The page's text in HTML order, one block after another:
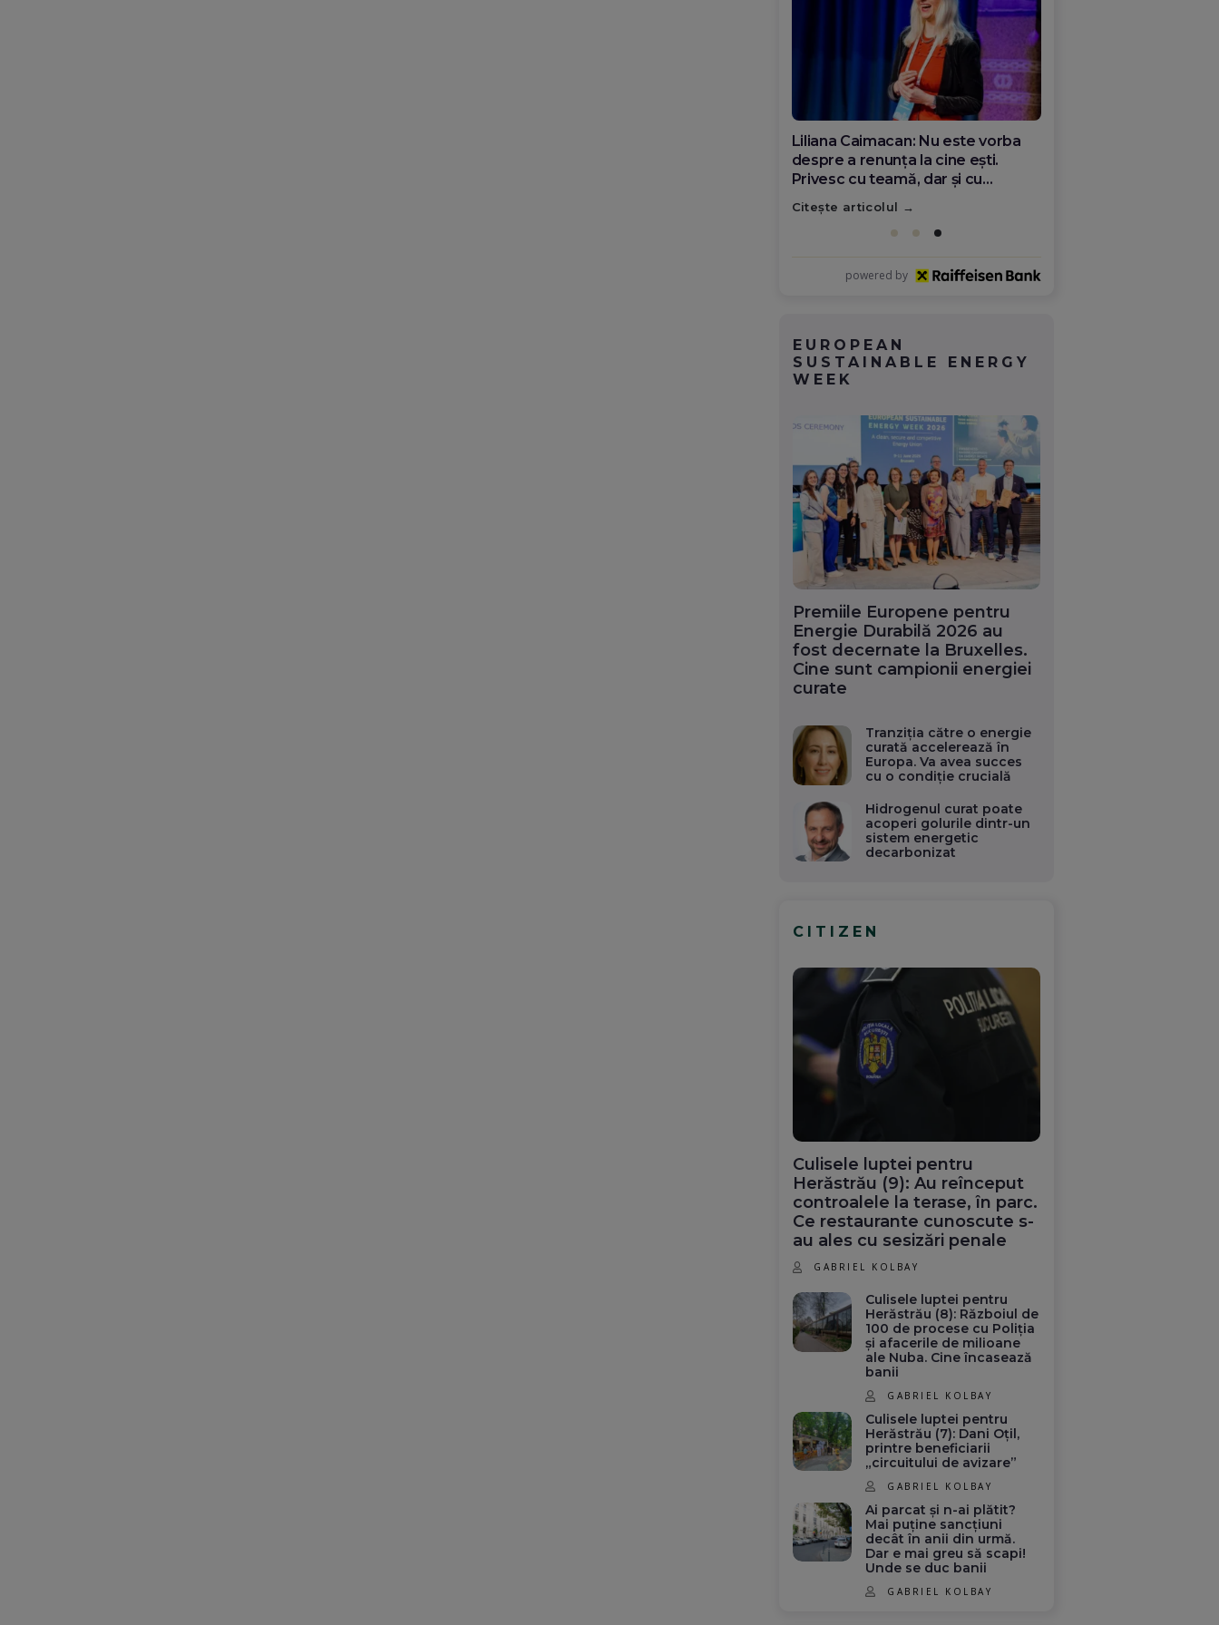
Diana Olar, românca de la Google
care demonstrează că diaspora
poate schimba România
Citește articolul
powered by
EUROPEAN
SUSTAINABLE ENERGY
WEEK
Premiile Europene pentru
Energie Durabilă 2026 au
fost decernate la Bruxelles.
Cine sunt campionii energiei
curate
Tranziția către o energie
curată accelerează în
Europa. Va avea succes
cu o condiție crucială
Hidrogenul curat poate
acoperi golurile dintr-un
sistem energetic
decarbonizat
CITIZEN
Culisele luptei pentru
Herăstrău (9): Au reînceput
controalele la terase, în parc.
Ce restaurante cunoscute s-
au ales cu sesizări penale
GABRIEL KOLBAY
Culisele luptei pentru
Herăstrău (8): Războiul de
100 de procese cu Poliția
și afacerile de milioane
ale Nuba. Cine încasează
banii
GABRIEL KOLBAY
Culisele luptei pentru
Herăstrău (7): Dani Oțil,
printre beneficiarii
„circuitului de avizare”
GABRIEL KOLBAY
Ai parcat și n-ai plătit?
Mai puține sancțiuni
decât în anii din urmă.
Dar e mai greu să scapi!
Unde se duc banii
GABRIEL KOLBAY